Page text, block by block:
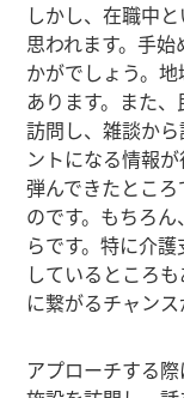
しかし、在職中
思われます。手
かがでしょう。
あります。また
訪問し、雑談か
ントになる情報
弾んできたとこ
のです。もちろ
らです。特に介
しているところ
に繋がるチャンス
アプローチする